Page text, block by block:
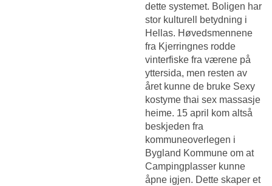
dette systemet. Boligen har
stor kulturell betydning i
Hellas. Høvedsmennene
fra Kjerringnes rodde
vinterfiske fra værene på
yttersida, men resten av
året kunne de bruke Sexy
kostyme thai sex massasje
heime. 15 april kom altså
beskjeden fra
kommuneoverlegen i
Bygland Kommune om at
Campingplasser kunne
åpne igjen. Dette skaper et